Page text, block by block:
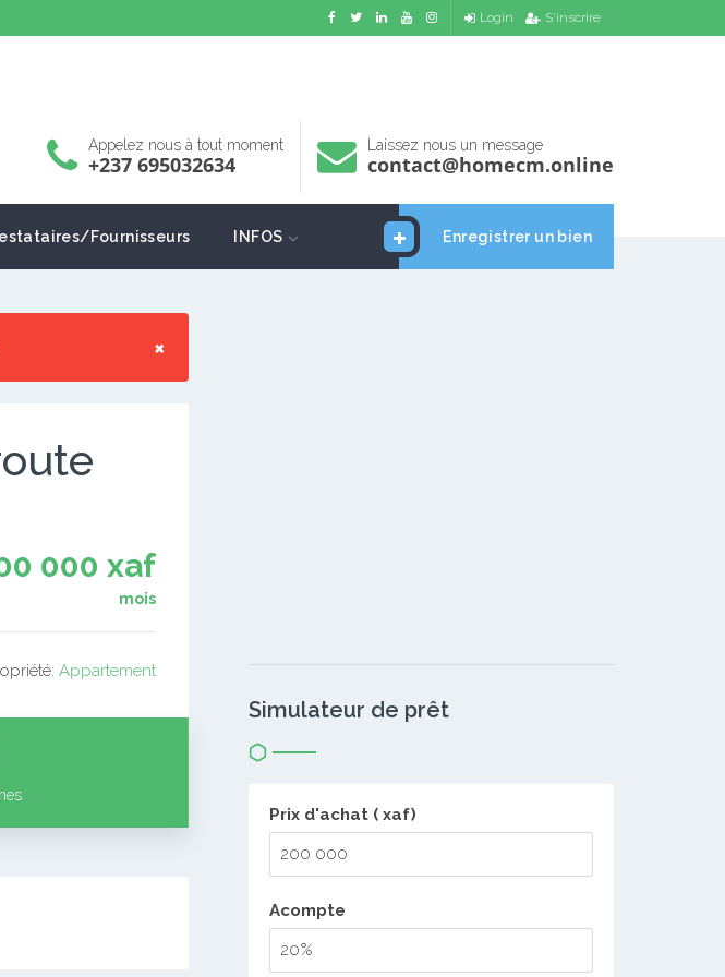
Login S'inscrire
Appelez nous à tout moment
+237 695032634
Laissez nous un message
contact@homecm.online
Enregistrer un bien
Fournisseurs INFOS
×
000 xaf
mois
Appartement
Simulateur de prêt
Prix d'achat ( xaf)
Acompte